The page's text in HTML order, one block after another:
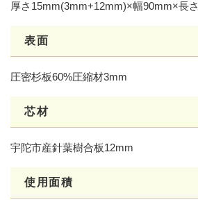
厚さ15mm(3mm+12mm)×幅90mm×長
表面
圧密杉板60%圧縮材3mm
芯材
宇陀市産針葉樹合板12mm
使用面積